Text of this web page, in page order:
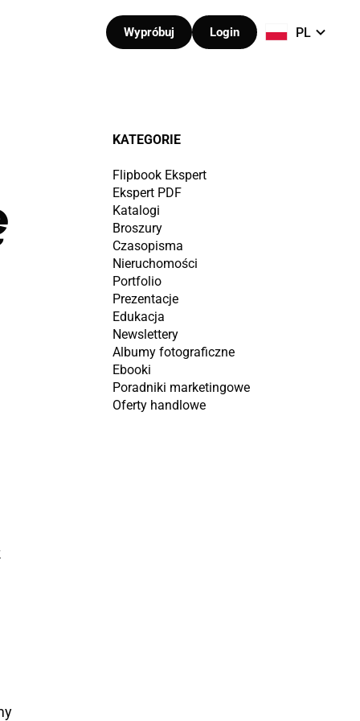
Wypróbuj Login PL
KATEGORIE
Flipbook Ekspert
Ekspert PDF
Katalogi
Broszury
Czasopisma
Nieruchomości
Portfolio
Prezentacje
Edukacja
Newslettery
Albumy fotograficzne
Ebooki
Poradniki marketingowe
Oferty handlowe